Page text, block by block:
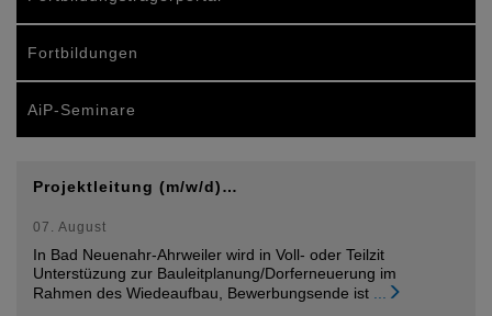
Fortbildungen
AiP-Seminare
Projektleitung (m/w/d)…
07. August
In Bad Neuenahr-Ahrweiler wird in Voll- oder Teilzit
Unterstüzung zur Bauleitplanung/Dorferneuerung im
Rahmen des Wiedeaufbau, Bewerbungsende ist